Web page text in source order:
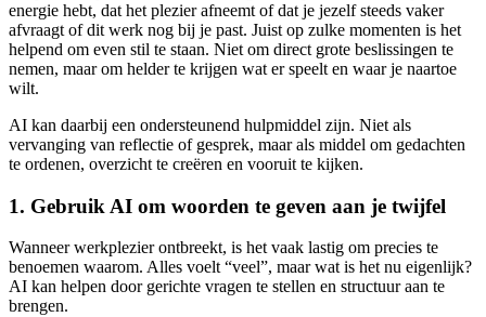
energie hebt, dat het plezier afneemt of dat je jezelf steeds vaker
afvraagt of dit werk nog bij je past. Juist op zulke momenten is het
helpend om even stil te staan. Niet om direct grote beslissingen te
nemen, maar om helder te krijgen wat er speelt en waar je naartoe
wilt.
AI kan daarbij een ondersteunend hulpmiddel zijn. Niet als
vervanging van reflectie of gesprek, maar als middel om gedachten
te ordenen, overzicht te creëren en vooruit te kijken.
1. Gebruik AI om woorden te geven aan je twijfel
Wanneer werkplezier ontbreekt, is het vaak lastig om precies te
benoemen waarom. Alles voelt “veel”, maar wat is het nu eigenlijk?
AI kan helpen door gerichte vragen te stellen en structuur aan te
brengen.